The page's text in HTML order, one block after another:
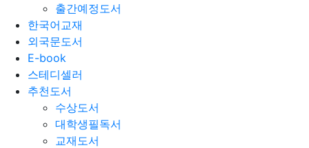
출간예정도서
한국어교재
외국문도서
E-book
스테디셀러
추천도서
수상도서
대학생필독서
교재도서